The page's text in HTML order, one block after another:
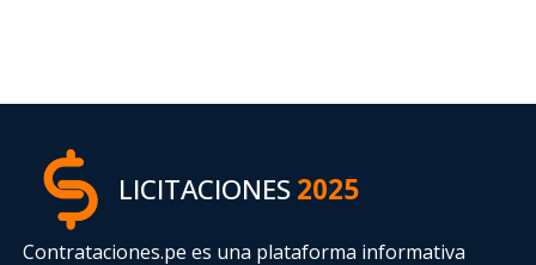
LICITACIONES2025
Contrataciones.pe es una plataforma informativa